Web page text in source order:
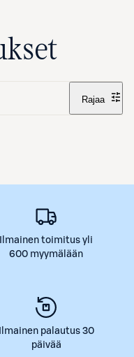
Rajaa
Ilmainen toimitus yli
600 myymälään
Ilmainen palautus 30
päivää